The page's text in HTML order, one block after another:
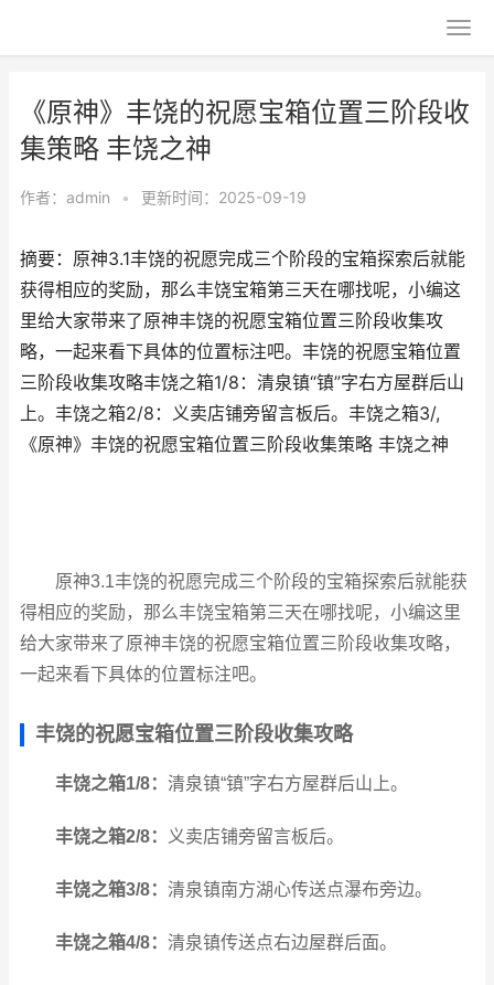
《原神》丰饶的祝愿宝箱位置三阶段收
集策略 丰饶之神
作者： admin • 更新时间：2025-09-19
摘要：原神3.1丰饶的祝愿完成三个阶段的宝箱探索后就能
获得相应的奖励，那么丰饶宝箱第三天在哪找呢，小编这
里给大家带来了原神丰饶的祝愿宝箱位置三阶段收集攻
略，一起来看下具体的位置标注吧。丰饶的祝愿宝箱位置
三阶段收集攻略丰饶之箱1/8：清泉镇“镇”字右方屋群后山
上。丰饶之箱2/8：义卖店铺旁留言板后。丰饶之箱3/,
《原神》丰饶的祝愿宝箱位置三阶段收集策略 丰饶之神
原神3.1丰饶的祝愿完成三个阶段的宝箱探索后就能获
得相应的奖励，那么丰饶宝箱第三天在哪找呢，小编这里
给大家带来了原神丰饶的祝愿宝箱位置三阶段收集攻略，
一起来看下具体的位置标注吧。
丰饶的祝愿宝箱位置三阶段收集攻略
丰饶之箱1/8： 清泉镇“镇”字右方屋群后山上。
丰饶之箱2/8： 义卖店铺旁留言板后。
丰饶之箱3/8： 清泉镇南方湖心传送点瀑布旁边。
丰饶之箱4/8： 清泉镇传送点右边屋群后面。